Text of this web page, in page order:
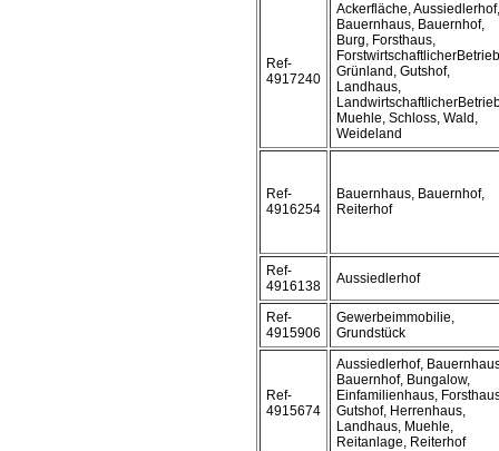
Ref-
4917240
Ackerfläche, Aussiedlerhof,
Bauernhaus, Bauernhof,
Burg, Forsthaus,
Grünland, Gutshof,
Landhaus,
Muehle, Schloss, Wald,
Weideland
Ref-
4916254
Bauernhaus, Bauernhof,
Reiterhof
Ref-
4916138
Aussiedlerhof
Ref-
4915906
Gewerbeimmobilie,
Grundstück
Ref-
4915674
Aussiedlerhof,
Bauernhof, Bungalow,
Einfamilienhaus,
Gutshof, Herrenhaus,
Landhaus, Muehle,
Reitanlage, Reiterhof